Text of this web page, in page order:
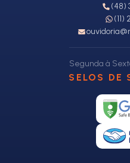
(48)
(11)
Segunda à
SELOS DE